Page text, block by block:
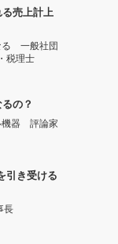
売上計上
る 一般社団
税理士
の？
機器 評論家
引き受ける
長